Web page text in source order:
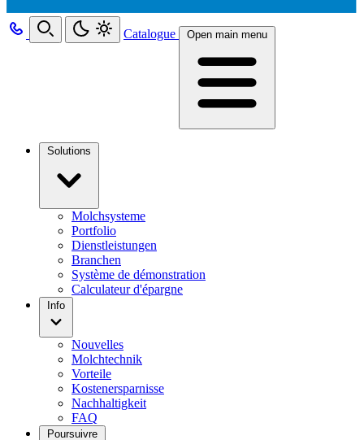
Catalogue Open main menu
Solutions
Molchsysteme
Portfolio
Dienstleistungen
Branchen
Système de démonstration
Calculateur d'épargne
Info
Nouvelles
Molchtechnik
Vorteile
Kostenersparnisse
Nachhaltigkeit
FAQ
Poursuivre